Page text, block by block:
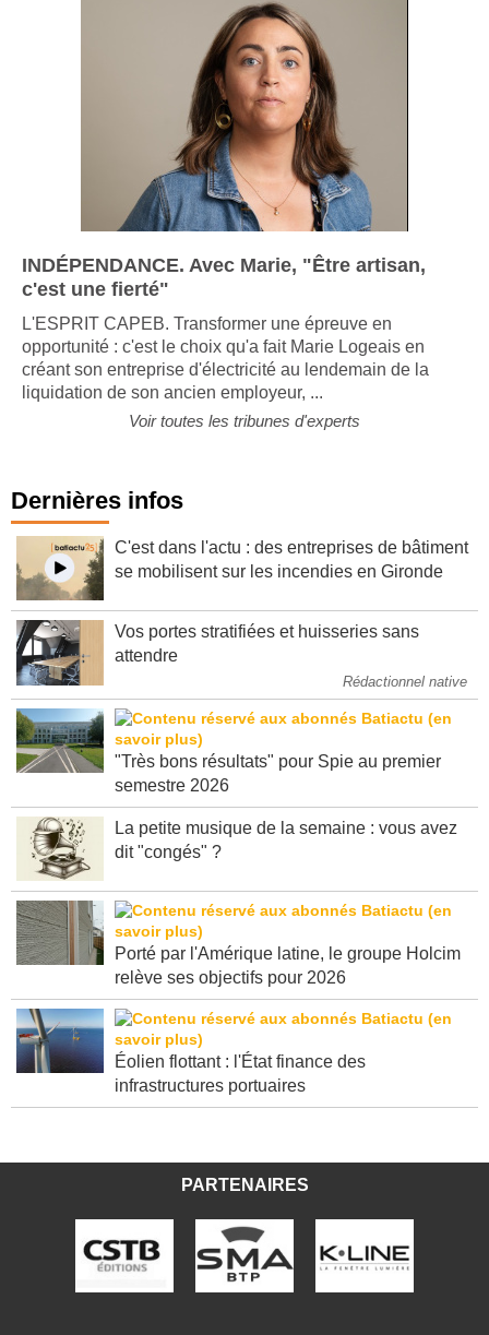
INDÉPENDANCE. Avec Marie, "Être artisan,
L'ESPRIT CAPEB. Transformer une épreuve en
opportunité : c'est le choix qu'a fait Marie Logeais en
créant son entreprise d'électricité au lendemain de la
Dernières infos
C'est dans l'actu : des entreprises de bâtiment
Vos portes stratifiées et huisseries sans
Rédactionnel native
"Très bons résultats" pour Spie au premier
La petite musique de la semaine : vous avez
Porté par l'Amérique latine, le groupe Holcim
Éolien flottant : l'État finance des